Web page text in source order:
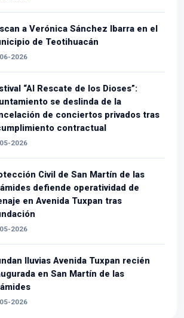
a Verónica Sánchez Ibarra en el
de Teotihuacán
2026
“Al Rescate de los Dioses”:
se deslinda de la
de conciertos privados tras
contractual
2026
Civil de San Martín de las
defiende operatividad de
en Avenida Tuxpan tras
2026
lluvias Avenida Tuxpan recién
en San Martín de las
2026